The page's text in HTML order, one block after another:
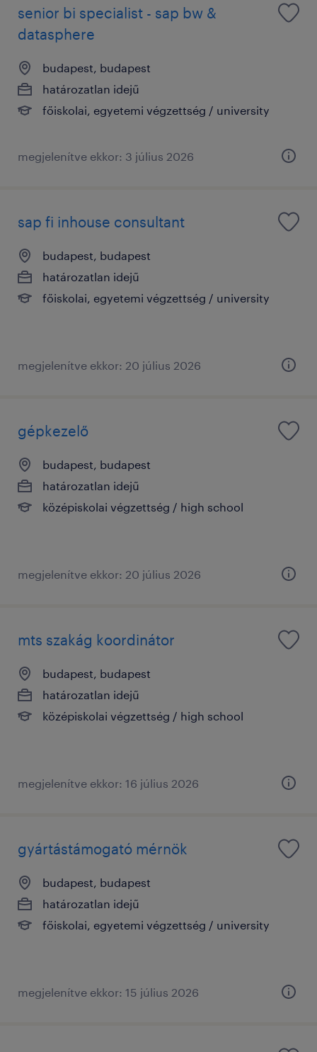
senior bi specialist - sap bw &
datasphere
budapest, budapest
határozatlan idejű
főiskolai, egyetemi végzettség / university
megjelenítve ekkor: 3 július 2026
sap fi inhouse consultant
budapest, budapest
határozatlan idejű
főiskolai, egyetemi végzettség / university
megjelenítve ekkor: 20 július 2026
gépkezelő
budapest, budapest
határozatlan idejű
középiskolai végzettség / high school
megjelenítve ekkor: 20 július 2026
mts szakág koordinátor
budapest, budapest
határozatlan idejű
középiskolai végzettség / high school
megjelenítve ekkor: 16 július 2026
gyártástámogató mérnök
budapest, budapest
határozatlan idejű
főiskolai, egyetemi végzettség / university
megjelenítve ekkor: 15 július 2026